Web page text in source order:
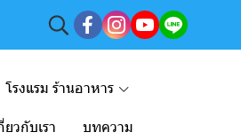
โรงแรม ร้านอาหาร
ยวกับเรา บทความ